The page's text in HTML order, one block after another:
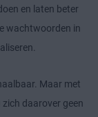
en laten beter
wachtwoorden in
Maar met
daarover geen